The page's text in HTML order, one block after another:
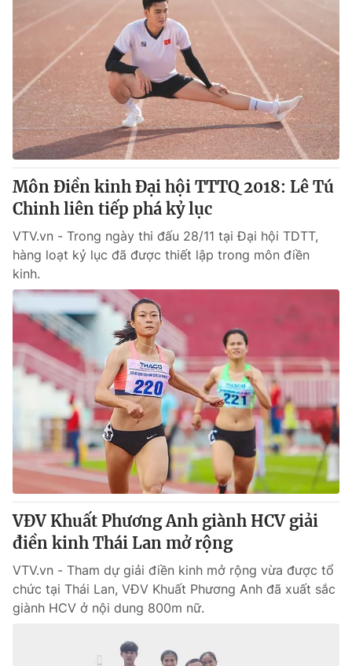
VTV Thể thao
VTV Sức khoẻ Bất động sản
Thị trường 24h Tấm lòng Việt
VTV4 Vươn mình bằng AI
VTV9 VTV8
Liên hệ tòa soạn English
THỜI BÁO VTV
Theo dõi báo trên
Cơ quan chủ quản: Đài Truyền hình Việt Nam
Cơ quan báo chí:Thời báo VTV
Giấy phép hoạt động báo in và báo điện tử số 483/GP-BTTTT
cấp ngày 29/12/2023
Tổng Biên tập:Vũ Thanh Thủy
Phó Tổng Biên tập:Nguyễn Thị Mỹ Hạnh, Phạm Quốc Thắng,
Nguyễn Trọng Ninh
024.38 355 931 - 024.38 355 932
Ðiện thoại Thời báo VTV:024.66 897 897
Email: toasoan@vtv.vn
Môn Điền kinh Đại hội TTTQ 2018: Lê Tú
Chinh liên tiếp phá kỷ lục
VTV.vn - Trong ngày thi đấu 28/11 tại Đại hội TDTT,
hàng loạt kỷ lục đã được thiết lập trong môn điền
kinh.
VĐV Khuất Phương Anh giành HCV giải
điền kinh Thái Lan mở rộng
VTV.vn - Tham dự giải điền kinh mở rộng vừa được tổ
chức tại Thái Lan, VĐV Khuất Phương Anh đã xuất sắc
giành HCV ở nội dung 800m nữ.